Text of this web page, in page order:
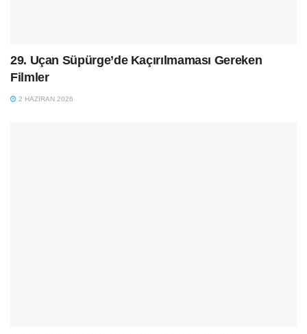
29. Uçan Süpürge’de Kaçırılmaması Gereken
Filmler
2 HAZIRAN 2026